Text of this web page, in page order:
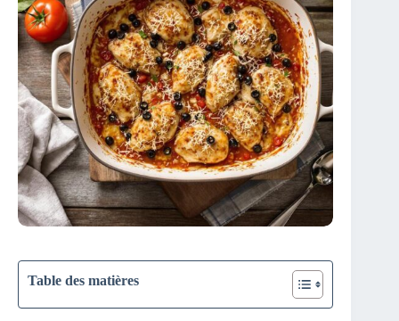
Table des matières